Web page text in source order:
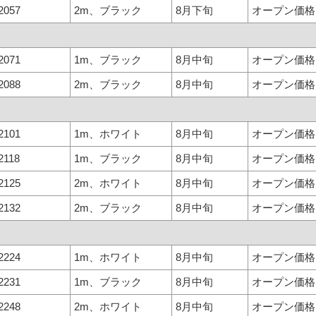
2m、ブラック 8月下旬 オープン価格
1m、ブラック 8月中旬 オープン価格
2m、ブラック 8月中旬 オープン価格
1m、ホワイト 8月中旬 オープン価格
1m、ブラック 8月中旬 オープン価格
2m、ホワイト 8月中旬 オープン価格
2m、ブラック 8月中旬 オープン価格
1m、ホワイト 8月中旬 オープン価格
1m、ブラック 8月中旬 オープン価格
2m、ホワイト 8月中旬 オープン価格